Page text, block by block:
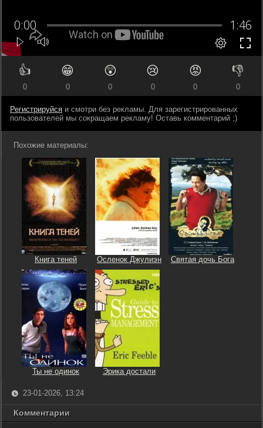
👍
0
😁
0
😲
0
😢
0
😡
0
👎
0
Регистрируйся и смотри без рекламы. Для зарегистрированных
пользователей мы сокращаем рекламу! Оставь комментарий ;)
Похожие материалы:
Книга теней Осленок Джулиэн Святая дочь Бога
Ты не одинок Эрика достали
23-01-2026, 13:24
Комментарии